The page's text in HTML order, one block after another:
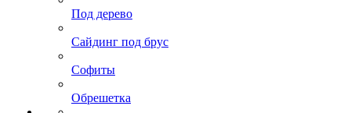
Под дерево
Сайдинг под брус
Софиты
Обрешетка